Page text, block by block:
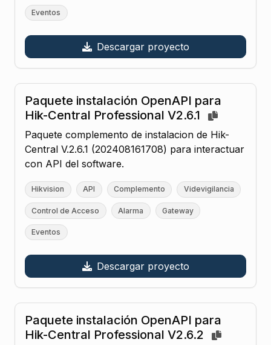
Eventos
Descargar proyecto
Paquete instalación OpenAPI para
Hik-Central Professional V2.6.1
Paquete complemento de instalacion de Hik-
Central V.2.6.1 (202408161708) para interactuar
con API del software.
Hikvision API Complemento Videvigilancia
Control de Acceso Alarma Gateway
Eventos
Descargar proyecto
Paquete instalación OpenAPI para
Hik-Central Professional V2.6.2